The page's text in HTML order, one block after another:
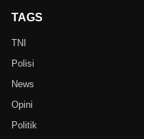
TAGS
TNI
Polisi
News
Opini
Politik